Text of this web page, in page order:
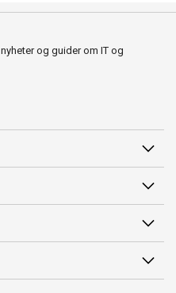
og guider om IT og